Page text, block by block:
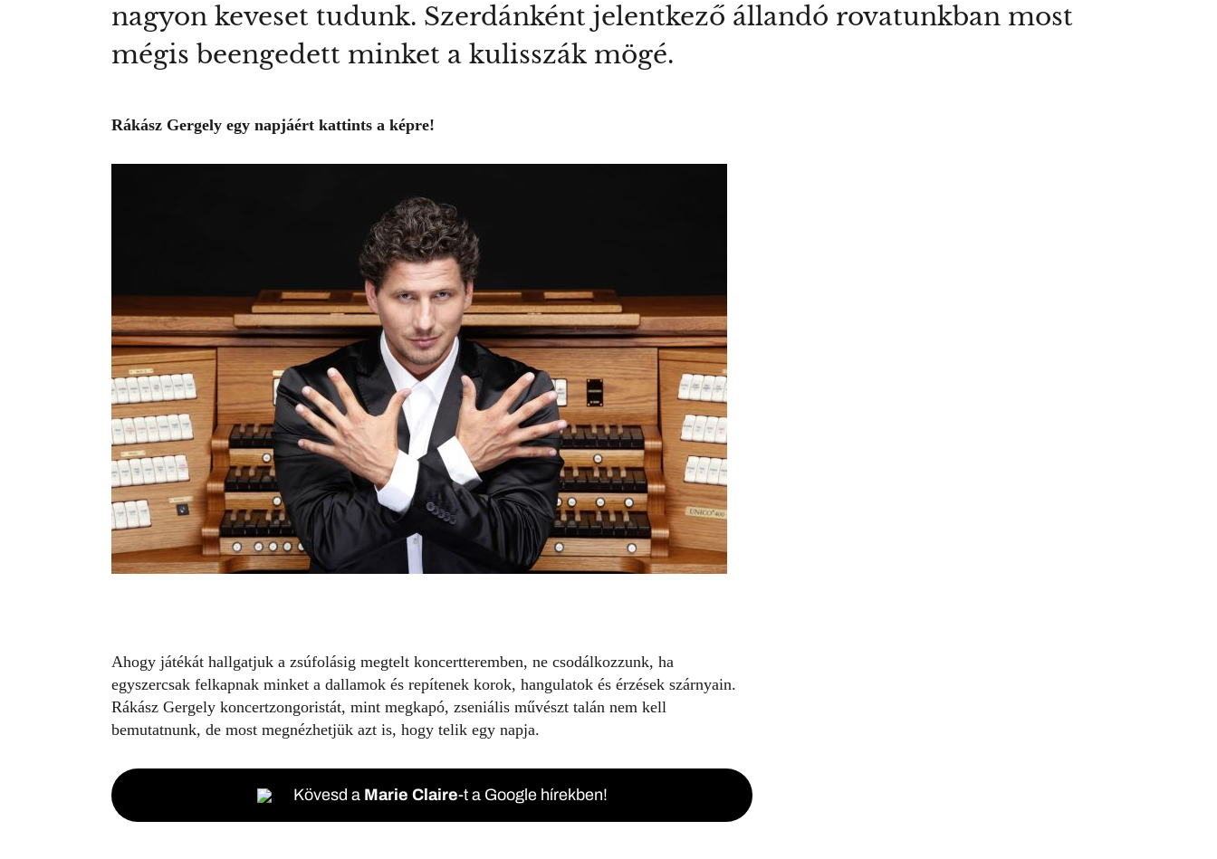
nagyon keveset tudunk. Szerdánként jelentkező állandó rovatunkban most
mégis beengedett minket a kulisszák mögé.
Rákász Gergely egy napjáért kattints a képre!
Ahogy játékát hallgatjuk a zsúfolásig megtelt koncertteremben, ne csodálkozzunk, ha
egyszercsak felkapnak minket a dallamok és repítenek korok, hangulatok és érzések szárnyain.
Rákász Gergely koncertzongoristát, mint megkapó, zseniális művészt talán nem kell
bemutatnunk, de most megnézhetjük azt is, hogy telik egy napja.
Kövesd a Marie Claire-t a Google hírekben!